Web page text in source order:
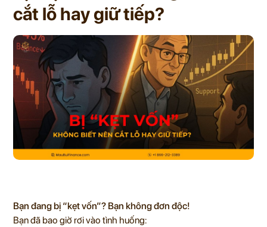
cắt lỗ hay giữ tiếp?
Bạn đang bị “kẹt vốn”? Bạn không đơn độc!
Bạn đã bao giờ rơi vào tình huống: